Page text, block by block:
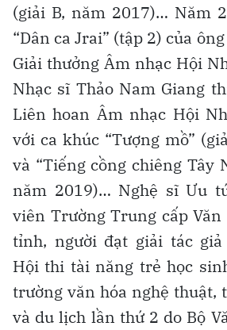
(giải B, năm 2017)… Năm
“Dân ca Jrai” (tập 2) của
Giải thưởng Âm nhạc Hội
Nhạc sĩ Thảo Nam Giang
Liên hoan Âm nhạc Hội
với ca khúc “Tượng mồ”
và “Tiếng cồng chiêng Tây
năm 2019)… Nghệ sĩ Ưu
viên Trường Trung cấp
tỉnh, người đạt giải tác
Hội thi tài năng trẻ học
trường văn hóa nghệ thuật,
và du lịch lần thứ 2 do Bộ